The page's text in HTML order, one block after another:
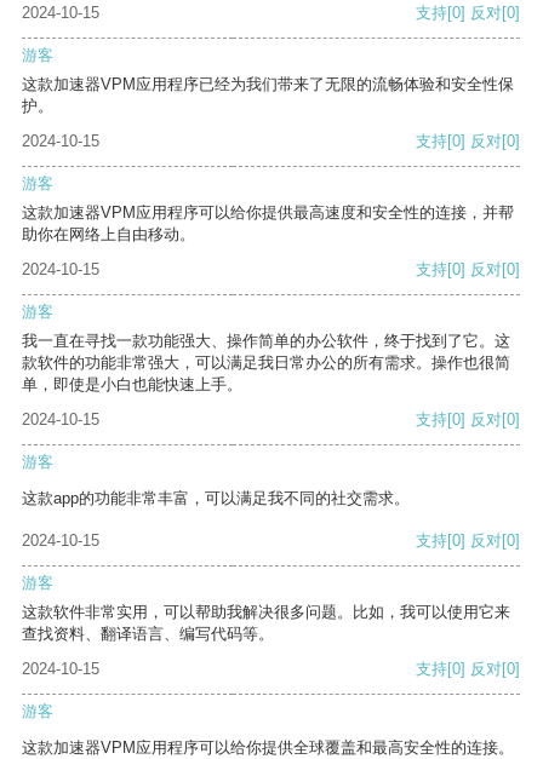
2024-10-15 支持[0] 反对[0]
游客
这款加速器VPM应用程序已经为我们带来了无限的流畅体验和安全性保
护。
2024-10-15
支持[0] 反对[0]
游客
这款加速器VPM应用程序可以给你提供最高速度和安全性的连接，并帮
助你在网络上自由移动。
2024-10-15
支持[0] 反对[0]
游客
我一直在寻找一款功能强大、操作简单的办公软件，终于找到了它。这
款软件的功能非常强大，可以满足我日常办公的所有需求。操作也很简
单，即使是小白也能快速上手。
2024-10-15
支持[0] 反对[0]
游客
这款app的功能非常丰富，可以满足我不同的社交需求。
2024-10-15 支持[0] 反对[0]
游客
这款软件非常实用，可以帮助我解决很多问题。比如，我可以使用它来
查找资料、翻译语言、编写代码等。
2024-10-15
支持[0] 反对[0]
游客
这款加速器VPM应用程序可以给你提供全球覆盖和最高安全性的连接。